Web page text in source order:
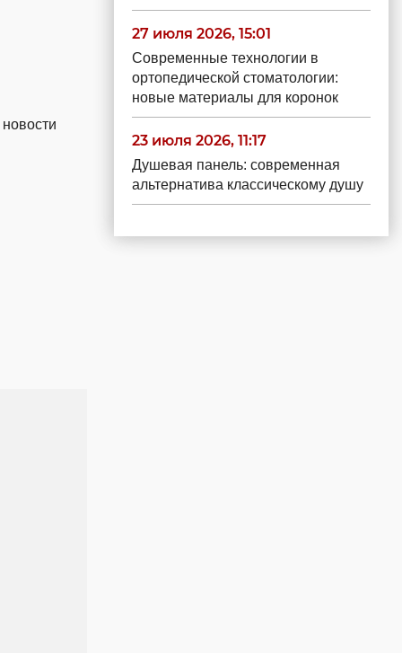
27 июля 2026, 15:01
Современные технологии в
ортопедической стоматологии:
новые материалы для коронок
23 июля 2026, 11:17
Душевая панель: современная
альтернатива классическому душу